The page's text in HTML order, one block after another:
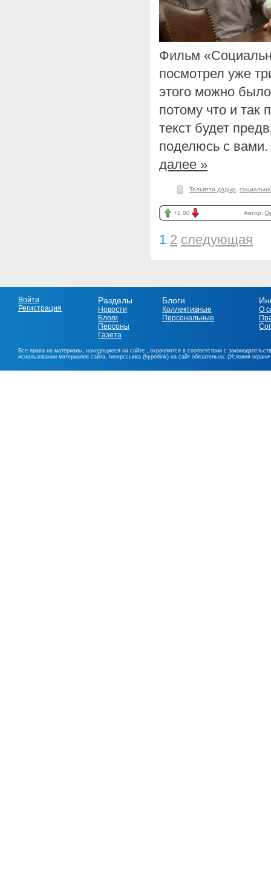
Фильм
посмотрел уже
этого можно
потому что и так
текст будет
поделюсь с вами.
далее »
Тольятти додыр
+2.00 Автор:
1 2 следующая
Войти
Регистрация
Разделы
Новости
Блоги
Персоны
Газета
Блоги
Коллективные
Персональные
О
Все права на материалы, находящиеся на сайте , охраняются в соответствии с
использовании материалов сайта, гиперссылка (hyperlink) на сайт обязательна. (Условия